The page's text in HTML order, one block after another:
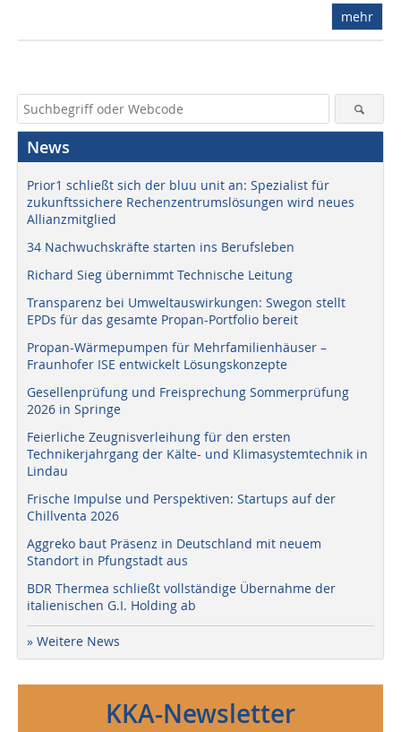
mehr
News
Prior1 schließt sich der bluu unit an: Spezialist für
zukunftssichere Rechenzentrumslösungen wird neues
Allianzmitglied
34 Nachwuchskräfte starten ins Berufsleben
Richard Sieg übernimmt Technische Leitung
Transparenz bei Umweltauswirkungen: Swegon stellt
EPDs für das gesamte Propan-Portfolio bereit
Propan-Wärmepumpen für Mehrfamilienhäuser –
Fraunhofer ISE entwickelt Lösungskonzepte
Gesellenprüfung und Freisprechung Sommerprüfung
2026 in Springe
Feierliche Zeugnisverleihung für den ersten
Technikerjahrgang der Kälte- und Klimasystemtechnik in
Lindau
Frische Impulse und Perspektiven: Startups auf der
Chillventa 2026
Aggreko baut Präsenz in Deutschland mit neuem
Standort in Pfungstadt aus
BDR Thermea schließt vollständige Übernahme der
italienischen G.I. Holding ab
» Weitere News
KKA-Newsletter